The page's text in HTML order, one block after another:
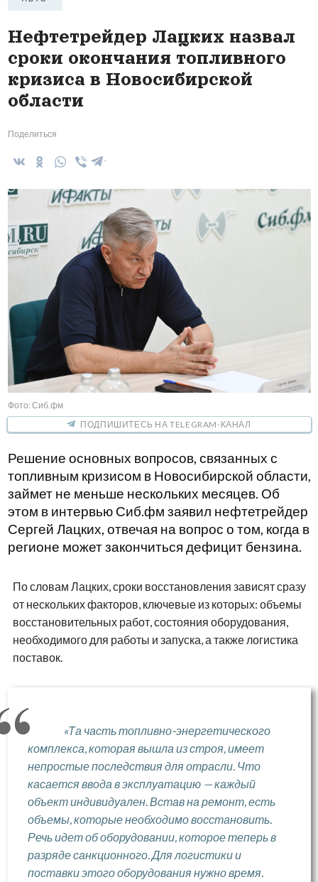
Нефтетрейдер Лацких назвал
сроки окончания топливного
кризиса в Новосибирской
области
Поделиться
Фото: Сиб.фм
ПОДПИШИТЕСЬ НА TELEGRAM-КАНАЛ
Решение основных вопросов, связанных с
топливным кризисом в Новосибирской области,
займет не меньше нескольких месяцев. Об
этом в интервью Сиб.фм заявил нефтетрейдер
Сергей Лацких, отвечая на вопрос о том, когда в
регионе может закончиться дефицит бензина.
По словам Лацких, сроки восстановления зависят сразу
от нескольких факторов, ключевые из которых: объемы
восстановительных работ, состояния оборудования,
необходимого для работы и запуска, а также логистика
поставок.
«Та часть топливно-энергетического
комплекса, которая вышла из строя, имеет
непростые последствия для отрасли. Что
касается ввода в эксплуатацию — каждый
объект индивидуален. Встав на ремонт, есть
объемы, которые необходимо восстановить.
Речь идет об оборудовании, которое теперь в
разряде санкционного. Для логистики и
поставки этого оборудования нужно время.